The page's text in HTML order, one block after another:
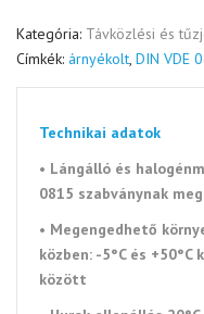
Kategória: Távközlési és
Címkék: árnyékolt, DIN VDE
Technikai adatok
• Lángálló és
0815 szabványnak
• Megengedhető
közben: -5°C és
között